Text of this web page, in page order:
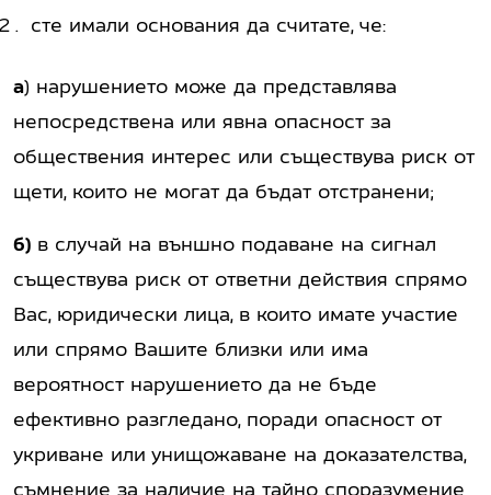
сте имали основания да считате, че:
а) нарушението може да представлява
непосредствена или явна опасност за
обществения интерес или съществува риск от
щети, които не могат да бъдат отстранени;
б) в случай на външно подаване на сигнал
съществува риск от ответни действия спрямо
Вас, юридически лица, в които имате участие
или спрямо Вашите близки или има
вероятност нарушението да не бъде
ефективно разгледано, поради опасност от
укриване или унищожаване на доказателства,
съмнение за наличие на тайно споразумение